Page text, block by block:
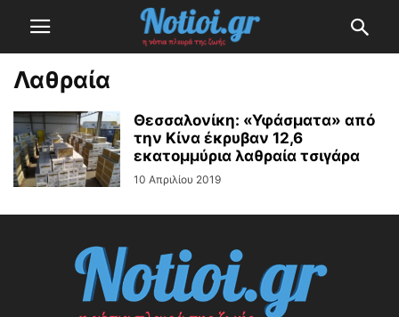
Λαθραία
Θεσσαλονίκη: «Υφάσματα» από
την Κίνα έκρυβαν 12,6
εκατομμύρια λαθραία τσιγάρα
10 Απριλίου 2019